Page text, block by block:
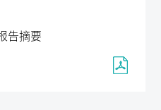
告摘要